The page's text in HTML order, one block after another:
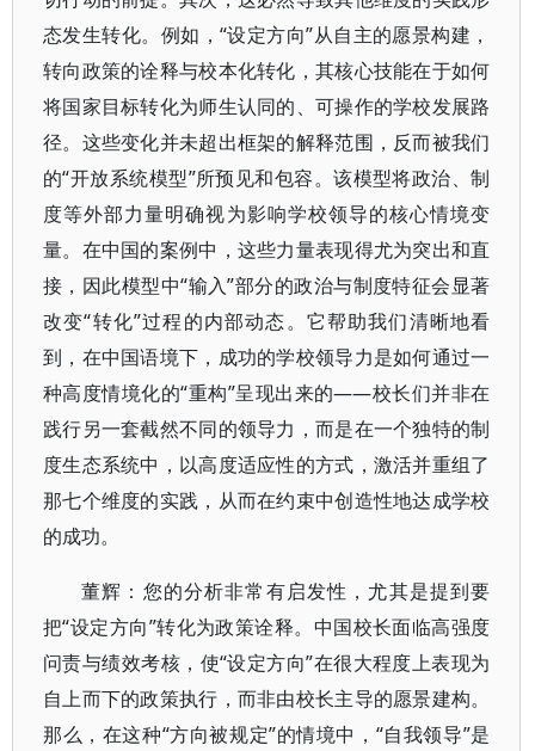
态发生转化。例如，“设定方向”从自主的愿景构建，
转向政策的诠释与校本化转化，其核心技能在于如何
将国家目标转化为师生认同的、可操作的学校发展路
径。这些变化并未超出框架的解释范围，反而被我们
的“开放系统模型”所预见和包容。该模型将政治、制
度等外部力量明确视为影响学校领导的核心情境变
量。在中国的案例中，这些力量表现得尤为突出和直
接，因此模型中“输入”部分的政治与制度特征会显著
改变“转化”过程的内部动态。它帮助我们清晰地看
到，在中国语境下，成功的学校领导力是如何通过一
种高度情境化的“重构”呈现出来的——校长们并非在
践行另一套截然不同的领导力，而是在一个独特的制
度生态系统中，以高度适应性的方式，激活并重组了
那七个维度的实践，从而在约束中创造性地达成学校
的成功。
董辉：您的分析非常有启发性，尤其是提到要
把“设定方向”转化为政策诠释。中国校长面临高强度
问责与绩效考核，使“设定方向”在很大程度上表现为
自上而下的政策执行，而非由校长主导的愿景建构。
那么，在这种“方向被规定”的情境中，“自我领导”是